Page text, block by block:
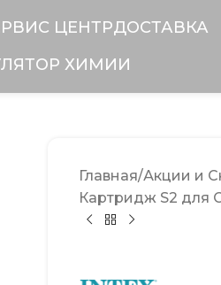
ЦЕНТРДОСТАВКА
ХИМИИ
Главная Акции и
Картридж S2 для